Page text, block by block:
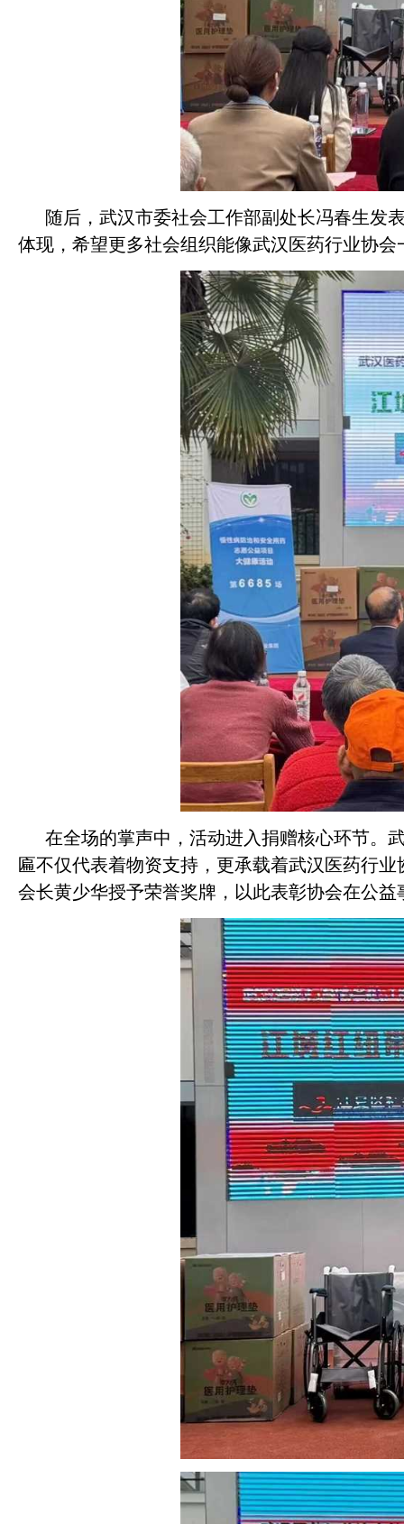
随后，武汉市委社会工作部副处长冯春生发
体现，希望更多社会组织能像武汉医药行业协
在全场的掌声中，活动进入捐赠核心环节。
匾不仅代表着物资支持，更承载着武汉医药行
会长黄少华授予荣誉奖牌，以此表彰协会在公